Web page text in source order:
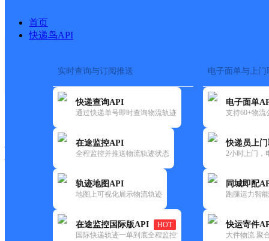
首页
快递鸟API
实时查询与订阅推送
快递查询API
通过快递单号即时查询物流轨迹
在途监控API
全程监控并推送物流轨迹状态
轨迹地图API
地图上可视化展示物流轨迹
在途监控国际版API
HOT
国际快递轨迹一单到底全程监控
电子面单与上门
电子面单
支持60+物流
快递员上
2小时上门，
同城即配
跑腿运力智
快运寄件
大件物流 聚
快运大全 快递时效
邮政
天全县永兴邮政所